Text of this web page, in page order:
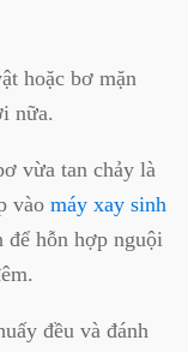
hoặc bơ mặn
nữa.
vừa tan chảy là
vào máy xay sinh
hỗn hợp nguội
đều và đánh